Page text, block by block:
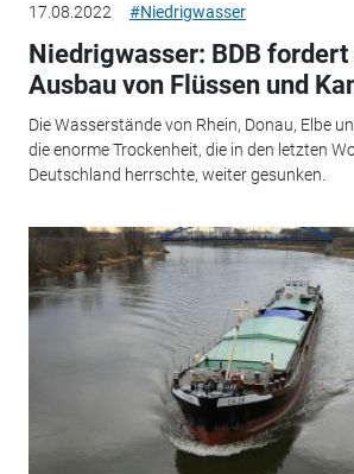
17.08.2022 #Niedrigwasser
Niedrigwasser: BDB
Ausbau von Flüssen und
Die Wasserstände von Rhein, Donau, Elbe
die enorme Trockenheit, die in den letzten
Deutschland herrschte, weiter gesunken.